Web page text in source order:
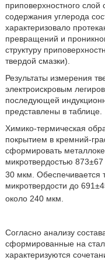
приповерхностного
содержания углерода
характеризовало
превращений и
структуру
твердой смазки).
Результаты измерения
электроискровым
последующей
представлены в таблице.
Химико-термическая
покрытием в кремний-
сформировать
микротвердостью 873±67
30 мкм. Обеспечивается
микротвердости до
около 240 мкм.
Согласно анализу
сформированные на
характеризуются